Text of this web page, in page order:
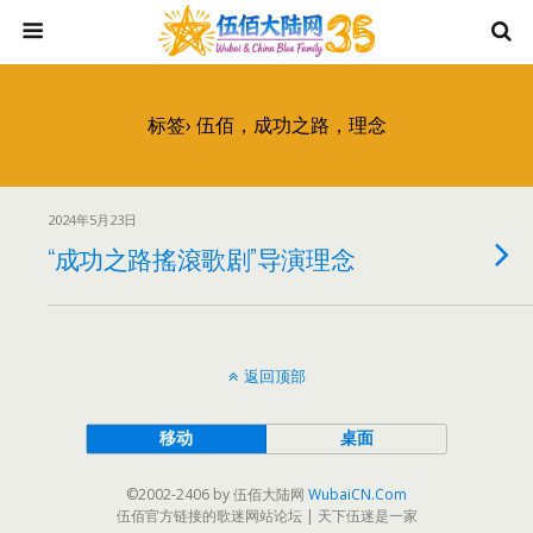
标签› 伍佰，成功之路，理念
2024年5月23日
“成功之路搖滾歌剧”导演理念
返回顶部
移动 桌面
©2002-2406 by 伍佰大陆网 WubaiCN.Com
伍佰官方链接的歌迷网站论坛 | 天下伍迷是一家